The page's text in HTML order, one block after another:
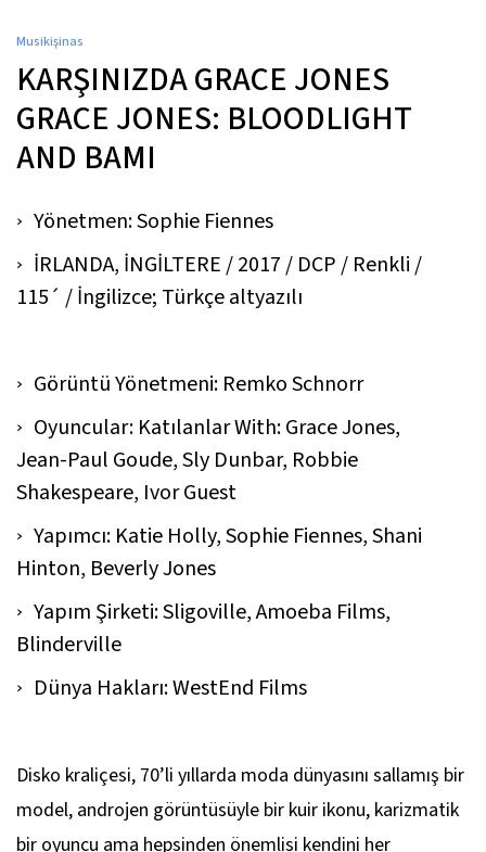
Musikişinas
KARŞINIZDA GRACE JONES
GRACE JONES: BLOODLIGHT
AND BAMI
Yönetmen: Sophie Fiennes
İRLANDA, İNGİLTERE / 2017 / DCP / Renkli /
115´ / İngilizce; Türkçe altyazılı
Görüntü Yönetmeni: Remko Schnorr
Oyuncular: Katılanlar With: Grace Jones,
Jean-Paul Goude, Sly Dunbar, Robbie
Shakespeare, Ivor Guest
Yapımcı: Katie Holly, Sophie Fiennes, Shani
Hinton, Beverly Jones
Yapım Şirketi: Sligoville, Amoeba Films,
Blinderville
Dünya Hakları: WestEnd Films
Disko kraliçesi, 70’li yıllarda moda dünyasını sallamış bir
model, androjen görüntüsüyle bir kuir ikonu, karizmatik
bir oyuncu ama hepsinden önemlisi kendini her